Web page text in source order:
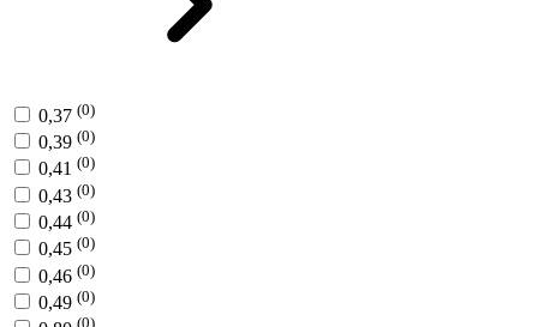
0,37 (0)
0,39 (0)
0,41 (0)
0,43 (0)
0,44 (0)
0,45 (0)
0,46 (0)
0,49 (0)
(0)